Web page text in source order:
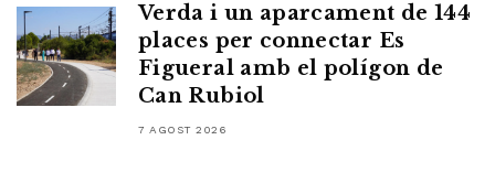
Verda i un aparcament de 144
places per connectar Es
Figueral amb el polígon de
Can Rubiol
7 AGOST 2026